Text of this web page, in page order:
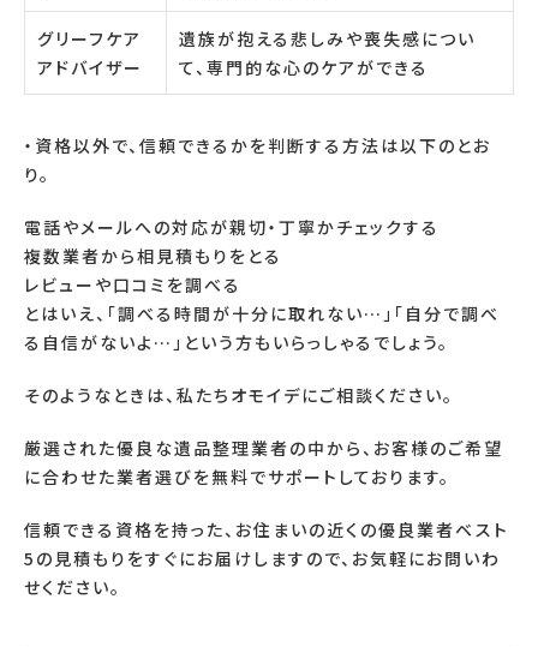
グリーフケア
アドバイザー
遺族が抱える悲しみや喪失感につい
て、専門的な心のケアができる
・資格以外で、信頼できるかを判断する方法は以下のとお
り。
電話やメールへの対応が親切・丁寧かチェックする
複数業者から相見積もりをとる
レビューや口コミを調べる
とはいえ、「調べる時間が十分に取れない… 」「自分で調べ
る自信がないよ … 」という方もいらっしゃるでしょう。
そのようなときは、私たちオモイデにご相談ください。
厳選された優良な遺品整理業者の中から、お客様のご希望
に合わせた業者選びを無料でサポートしております。
信頼できる資格を持った、お住まいの近くの優良業者ベスト
5 の見積もりをすぐにお届けしますので、お気軽にお問いわ
せください。